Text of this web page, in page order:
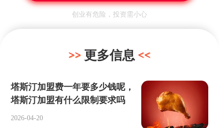
创业有危险，投资需小心
更多信息
塔斯汀加盟费一年要多少钱呢，
塔斯汀加盟有什么限制要求吗
2026-04-20